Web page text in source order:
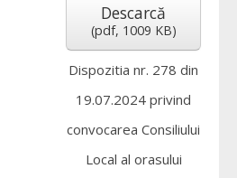
Descarcă
(pdf, 1009 KB)
Dispozitia nr. 278 din
19.07.2024 privind
convocarea Consiliului
Local al orasului